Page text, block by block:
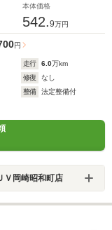
本体価格
542.9万円
円
走行 6.0万km
修復
なし
整備
法定整備付
岡崎昭和町店